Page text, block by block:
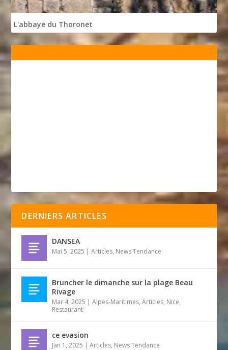
L'abbaye du Thoronet
DERNIERS ARTICLES
DANSEA
Mai 5, 2025 |Articles, News Tendance
Bruncher le dimanche sur la plage Beau
Rivage
Mar 4, 2025 |Alpes-Maritimes,Articles, Nice,
Restaurant
ce evasion
Jan 1, 2025 |Articles, News Tendance